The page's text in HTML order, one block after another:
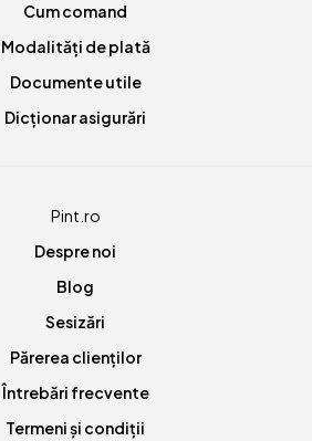
Cum comand
Modalități de plată
Documente utile
Dicționar asigurări
Pint.ro
Despre noi
Blog
Sesizări
Părerea clienților
Întrebări frecvente
Termeni și condiții